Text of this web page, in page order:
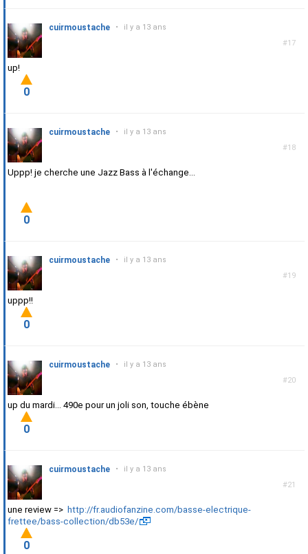
#17
cuirmoustache • il y a 13 ans
up!
0
#18
cuirmoustache • il y a 13 ans
Uppp! je cherche une Jazz Bass à l'échange...
0
#19
cuirmoustache • il y a 13 ans
uppp!!
0
#20
cuirmoustache • il y a 13 ans
up du mardi... 490e pour un joli son, touche ébène
0
#21
cuirmoustache • il y a 13 ans
une review => http://fr.audiofanzine.com/basse-electrique-
frettee/bass-collection/db53e/
0